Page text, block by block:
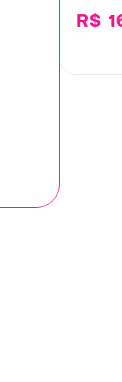
R$